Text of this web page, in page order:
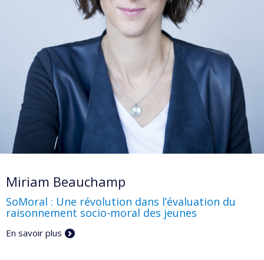
Miriam Beauchamp
SoMoral : Une révolution dans l’évaluation du
raisonnement socio-moral des jeunes
En savoir plus